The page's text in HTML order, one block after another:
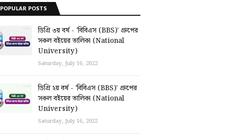
POPULAR POSTS
ডিগ্রি ৩য় বর্ষ - 'বিবিএস (BBS)' গ্রুপের
সকল বইয়ের তালিকা (National
University)
Saturday, July 16, 2022
ডিগ্রি ২য় বর্ষ - 'বিবিএস (BBS)' গ্রুপের
সকল বইয়ের তালিকা (National
University)
Saturday, July 16, 2022